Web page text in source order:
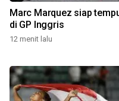
Marc Marquez siap
di GP Inggris
12 menit lalu